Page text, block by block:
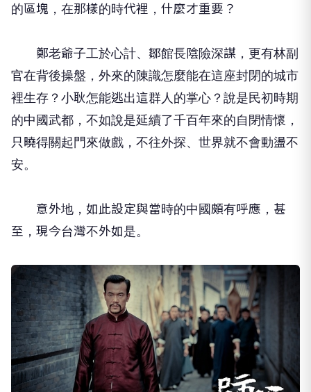
的區塊，在那樣的時代裡，什麼才重要？
鄭老爺子工於心計、鄒館長陰險深謀，更有林副
官在背後操盤，外來的陳識怎麼能在這座封閉的城市
裡生存？小耿怎能逃出這群人的掌心？說是民初時期
的中國武都，不如說是延續了千百年來的自閉情懷，
只曉得關起門來做戲，不往外探、世界就不會動盪不
安。
意外地，如此設定與當時的中國頗有呼應，甚
至，現今台灣不外如是。